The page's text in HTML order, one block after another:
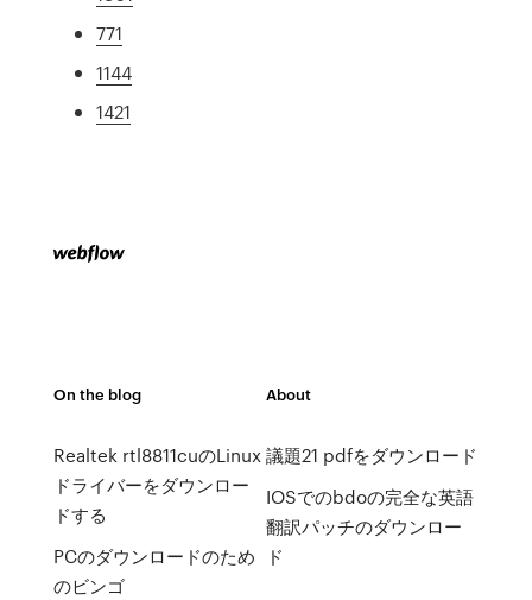
771
1144
1421
On the blog
Realtek rtl8811cuのLinux
ドライバーをダウンロー
ドする
PCのダウンロードのため
のビンゴ
About
議題21 pdfをダウンロード
IOSでのbdoの完全な英語
翻訳パッチのダウンロー
ド